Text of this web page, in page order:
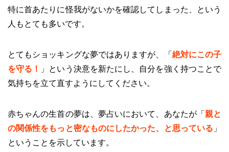
特に首あたりに怪我がないかを確認してしまった、という
人もとても多いです。
とてもショッキングな夢ではありますが、「 絶対にこの子
を守る！
」という決意を新たにし、自分を強く持つことで
気持ちを立て直すようにしてください。
赤ちゃんの生首の夢は、夢占いにおいて、あなたが「 親と
の関係性をもっと密なものにしたかった、と思っている 」
ということを示しています。